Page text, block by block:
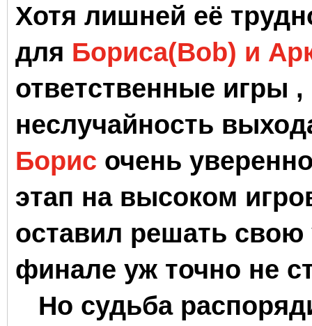
Хотя лишней её
для Бориса(Bob) и
ответственные игры ,
неслучайность
Борис очень
этап на высоком
оставил решать свою
финале уж точно не
Но судьба